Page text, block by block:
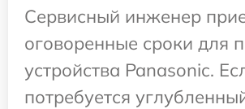
Сервисный инженер
оговоренные сроки для
устройства Panasonic.
потребуется